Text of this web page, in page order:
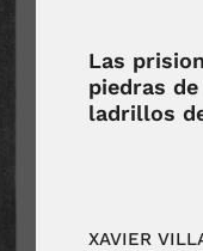
Las
piedras
ladrillos
XAVIER